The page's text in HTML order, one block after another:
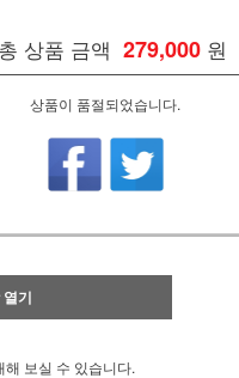
총 상품 금액 279,000 원
상품이 품절되었습니다.
기
보실 수 있습니다.